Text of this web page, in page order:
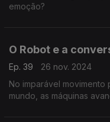
emoção?
O Robot e a
Ep. 39
26 nov. 2024
No imparável
mundo, as máquinas